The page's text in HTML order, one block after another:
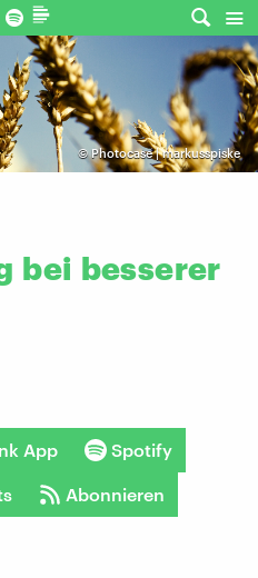
©Photocase | markusspiske
bei besserer
App Spotify
Abonnieren